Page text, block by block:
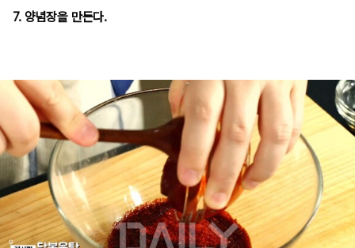
7. 양념장을 만든다.